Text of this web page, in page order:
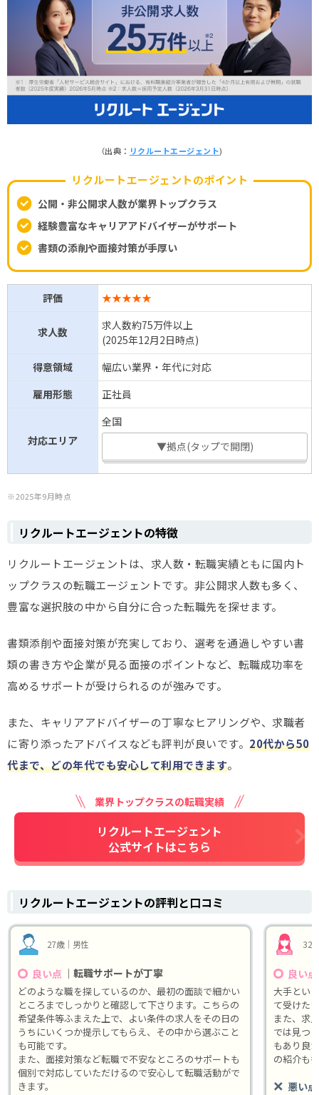
（出典： リクルートエージェント)
リクルートエージェントのポイント
公開・非公開求人数が業界トップクラス
経験豊富なキャリアアドバイザーがサポート
書類の添削や面接対策が手厚い
評価 ★★★★★
求人数
求人数約75万件以上
(2025年12月2日時点)
得意領域
幅広い業界・年代に対応
雇用形態
正社員
対応エリア
全国
▼拠点(タップで開閉)
※2025年9月時点
リクルートエージェントの特徴
リクルートエージェントは、求人数・転職実績ともに国内ト
ップクラスの転職エージェントです。非公開求人数も多く、
豊富な選択肢の中から自分に合った転職先を探せます。
書類添削や面接対策が充実しており、選考を通過しやすい書
類の書き方や企業が見る面接のポイントなど、転職成功率を
高めるサポートが受けられるのが強みです。
また、キャリアアドバイザーの丁寧なヒアリングや、求職者
に寄り添ったアドバイスなども評判が良いです。 20代から50
代まで、どの年代でも安心して利用できます。
業界トップクラスの転職実績
リクルートエージェント
公式サイトはこちら
リクルートエージェントの評判と口コミ
27歳｜男性
良い点 ｜転職サポートが丁寧
どのような職を探しているのか、最初の面談で細かい
ところまでしっかりと確認して下さります。こちらの
希望条件等ふまえた上で、よい条件の求人をその日の
うちにいくつか提示してもらえ、その中から選ぶこと
も可能です。
また、面接対策など転職で不安なところのサポートも
個別で対応していただけるので安心して転職活動がで
きます。
32
良い点
大手とい
て受けた
また、求
では見つ
もあり良
の紹介も
悪い点